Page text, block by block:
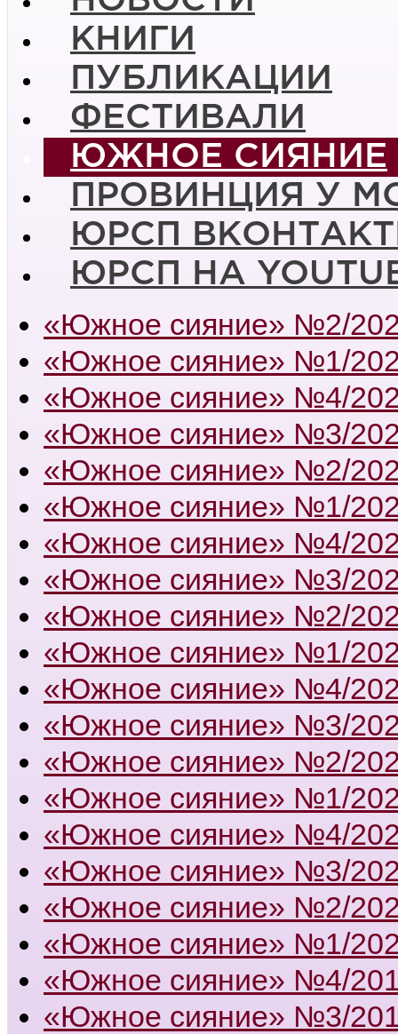
КНИГИ
ПУБЛИКАЦИИ
ФЕСТИВАЛИ
ЮЖНОЕ СИЯНИЕ
ПРОВИНЦИЯ У
ЮРСП
ЮРСП НА
«Южное сияние» №2/
«Южное сияние» №1/
«Южное сияние» №4/
«Южное сияние» №3/
«Южное сияние» №2/
«Южное сияние» №1/
«Южное сияние» №4/
«Южное сияние» №3/
«Южное сияние» №2/
«Южное сияние» №1/
«Южное сияние» №4/
«Южное сияние» №3/
«Южное сияние» №2/
«Южное сияние» №1/
«Южное сияние» №4/
«Южное сияние» №3/
«Южное сияние» №2/
«Южное сияние» №1/
«Южное сияние» №4/
«Южное сияние» №3/